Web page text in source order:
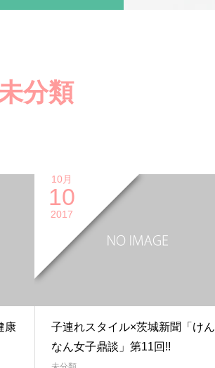
分類
康
10月
10
2017
子連れスタイル×茨城新聞「けん
なん女子鼎談」第11回!!